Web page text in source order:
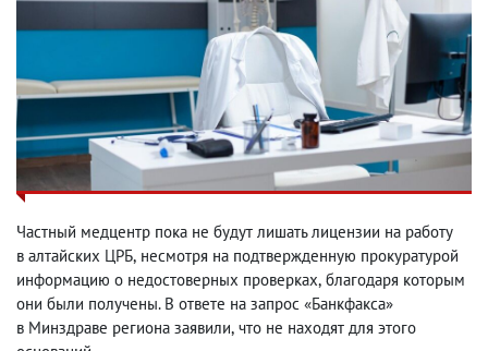
Частный медцентр пока не будут лишать лицензии на работу
в алтайских ЦРБ, несмотря на подтвержденную прокуратурой
информацию о недостоверных проверках, благодаря которым
они были получены. В ответе на запрос «Банкфакса»
в Минздраве региона заявили, что не находят для этого